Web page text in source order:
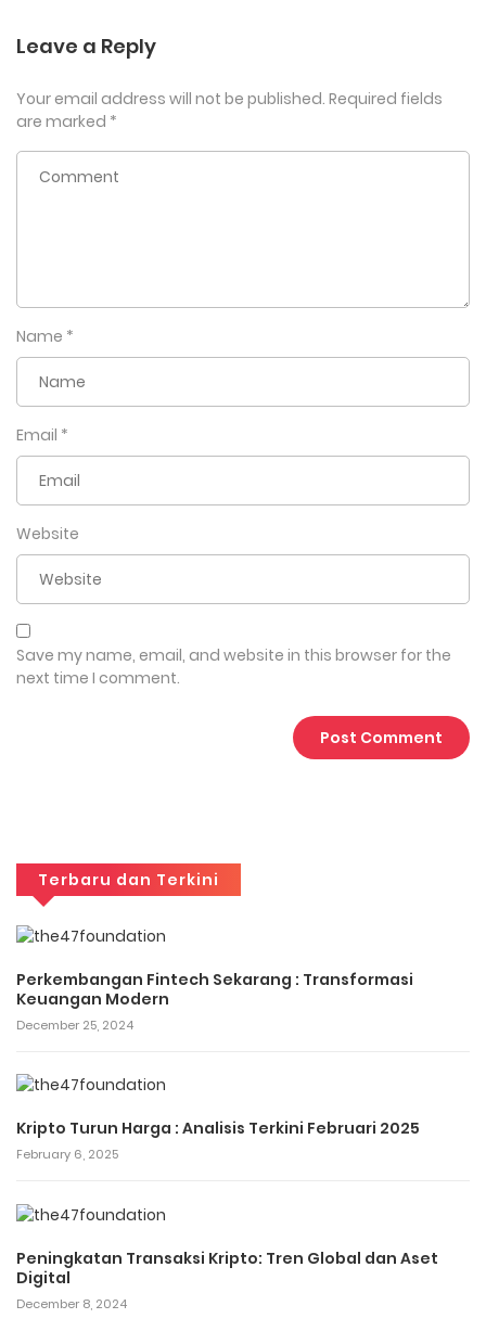
Leave a Reply
Your email address will not be published. Required fields
are marked *
Name *
Email *
Website
Save my name, email, and website in this browser for the
next time I comment.
Terbaru dan Terkini
Perkembangan Fintech Sekarang : Transformasi
Keuangan Modern
December 25, 2024
Kripto Turun Harga : Analisis Terkini Februari 2025
February 6, 2025
Peningkatan Transaksi Kripto: Tren Global dan Aset
Digital
December 8, 2024